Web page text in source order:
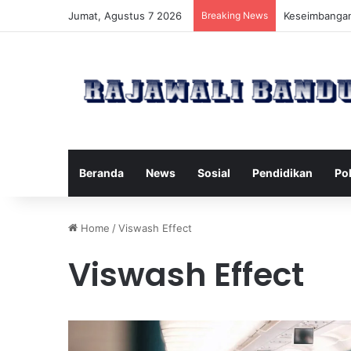
Jumat, Agustus 7 2026 Breaking News Manfaat
Beranda News Sosial Pendidikan
Home /Viswash Effect
Viswash Effect